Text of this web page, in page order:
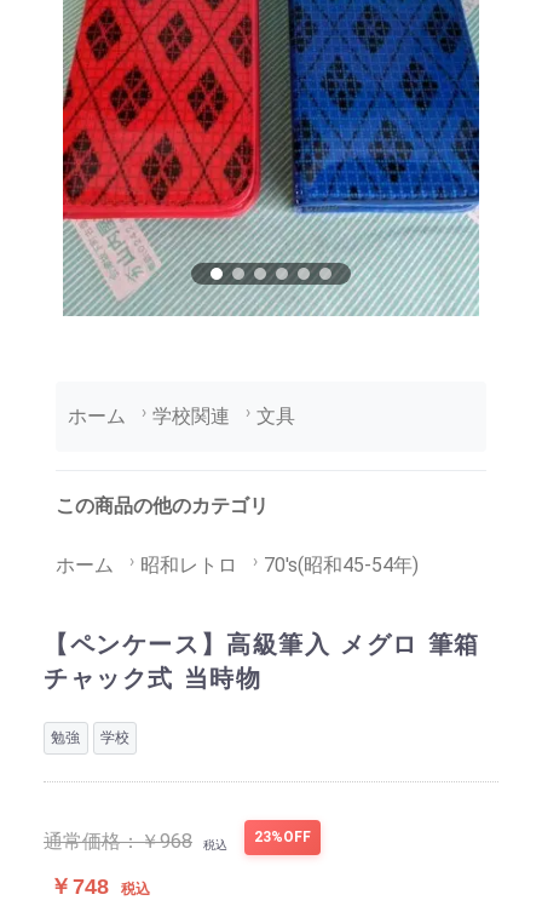
ホーム 学校関連 文具
この商品の他のカテゴリ
ホーム 昭和レトロ 70's(昭和45-54年)
【ペンケース】高級筆入 メグロ 筆箱
チャック式 当時物
勉強 学校
通常価格：￥968 税込 23%OFF
￥748 税込